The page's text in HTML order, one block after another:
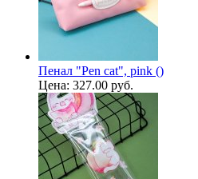
Пенал "Pen cat", pink ()
Цена: 327.00 руб.